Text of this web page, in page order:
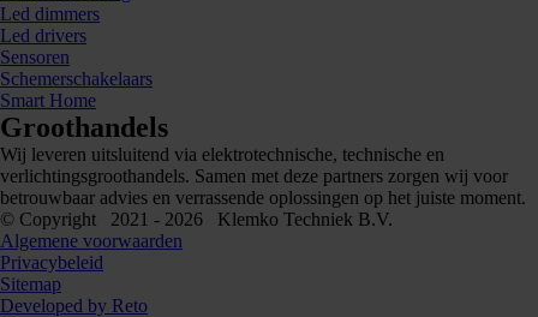
Led dimmers
Led drivers
Sensoren
Schemerschakelaars
Smart Home
Groothandels
Wij leveren uitsluitend via elektrotechnische, technische en
verlichtingsgroothandels. Samen met deze partners zorgen wij voor
betrouwbaar advies en verrassende oplossingen op het juiste moment.
© Copyright 2021 - 2026 Klemko Techniek B.V.
Algemene voorwaarden
Privacybeleid
Sitemap
Developed by Reto